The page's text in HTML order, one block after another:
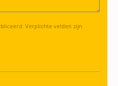
Verplichte velden zijn